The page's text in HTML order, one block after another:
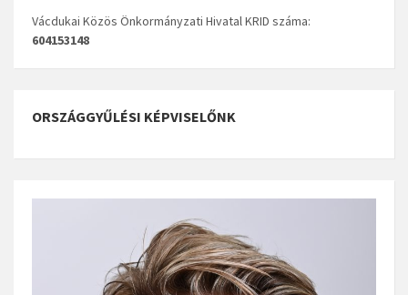
Vácdukai Közös Önkormányzati Hivatal KRID száma:
604153148
ORSZÁGGYŰLÉSI KÉPVISELŐNK